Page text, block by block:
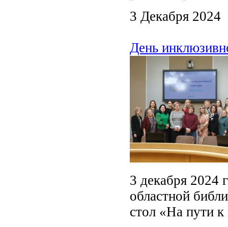
3 Декабря 2024
День
3 декабря 2024
областной
стол «На пути